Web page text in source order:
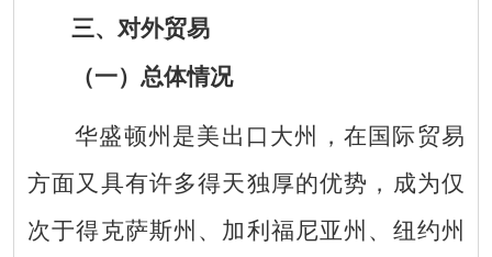
三、对外贸易
（一）总体情况
华盛顿州是美出口大州，在国际贸易
方面又具有许多得天独厚的优势，成为仅
次于得克萨斯州、加利福尼亚州、纽约州